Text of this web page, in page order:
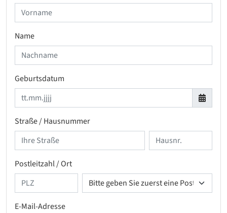
Name
Geburtsdatum
Straße / Hausnummer
Postleitzahl / Ort
E-Mail-Adresse